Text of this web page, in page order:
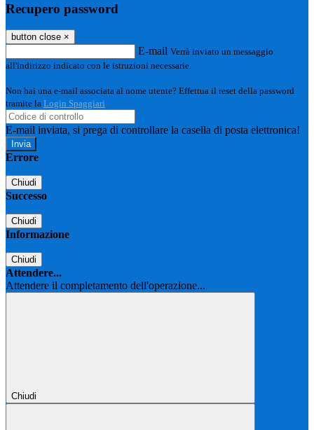
Recupero password
button close ×
E-mail Verrà inviato un messaggio
all'indirizzo indicato con le istruzioni necessarie.
Non hai una e-mail associata al nome utente? Effettua il reset della password
tramite la Login Spaggiari
E-mail inviata, si prega di controllare la casella di posta elettronica!
Errore
Chiudi
Successo
Chiudi
Informazione
Chiudi
Attendere...
Attendere il completamento dell'operazione...
Chiudi